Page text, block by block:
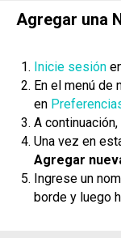
Agregar una
Inicie sesión
En el menú de
en
A
Una vez en
Agregar
Ingrese un
borde y luego